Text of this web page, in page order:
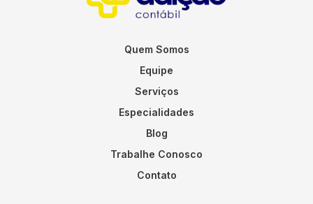
Quem Somos
Equipe
Serviços
Especialidades
Blog
Trabalhe Conosco
Contato